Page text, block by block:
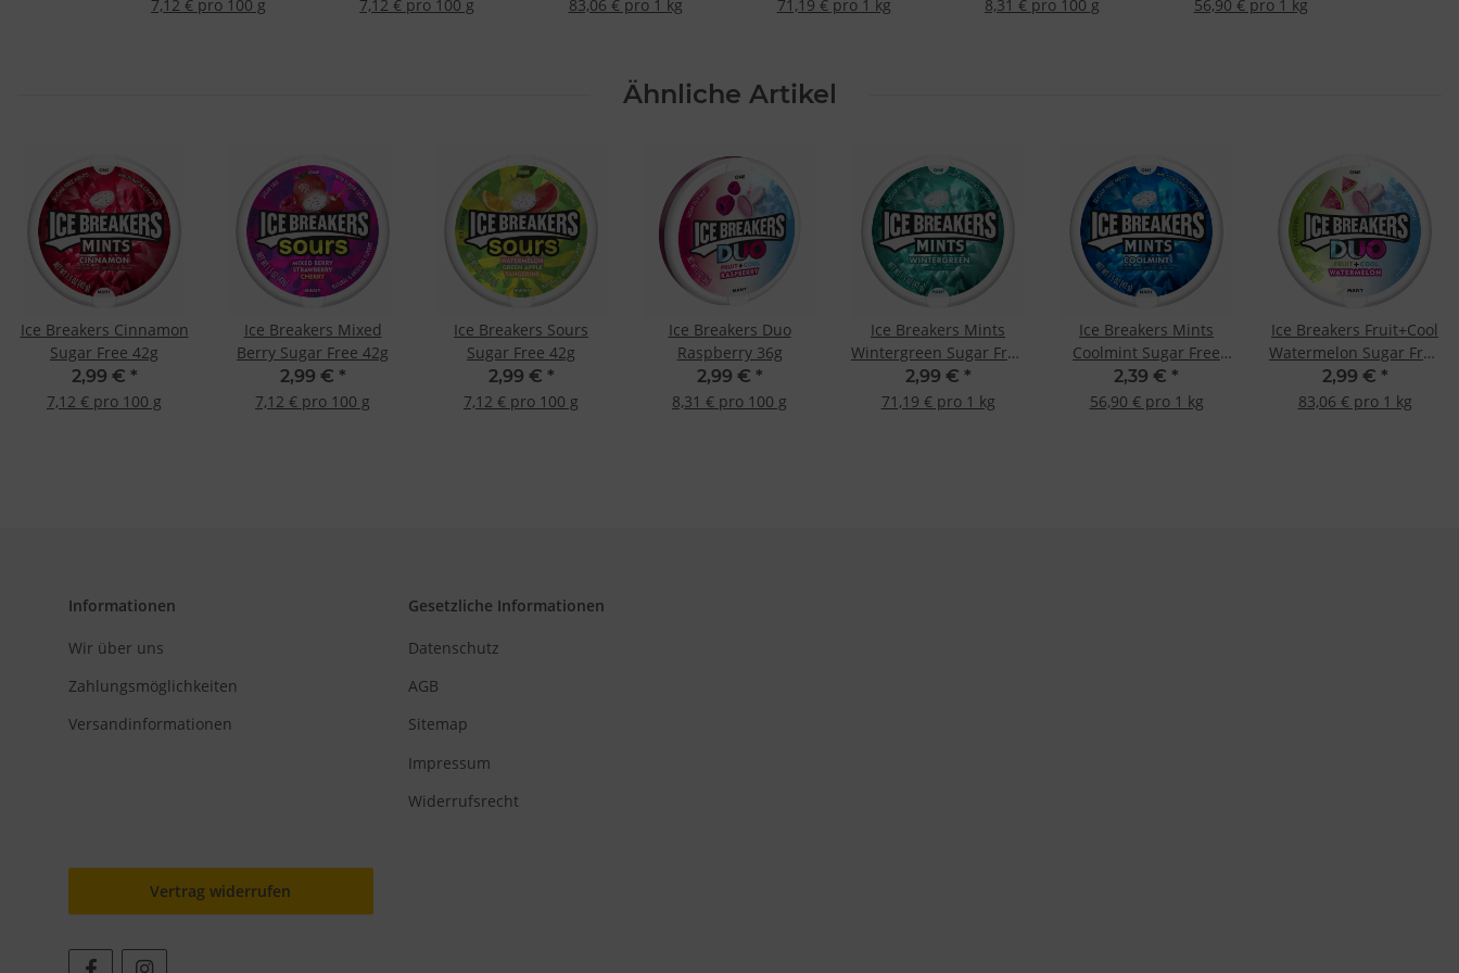
7,12 € pro 100 g
7,12 € pro 100 g
83,06 € pro 1 kg
71,19 € pro 1 kg
8,31 € pro 100 g
56,90 € pro 1 kg
Ähnliche Artikel
Ice Breakers Cinnamon
Sugar Free 42g
2,99 € *
7,12 € pro 100 g
Ice Breakers Mixed
Berry Sugar Free 42g
2,99 € *
7,12 € pro 100 g
Ice Breakers Sours
Sugar Free 42g
2,99 € *
7,12 € pro 100 g
Ice Breakers Duo
Raspberry 36g
2,99 € *
8,31 € pro 100 g
Ice Breakers Mints
Wintergreen Sugar Free
42g
2,99 € *
71,19 € pro 1 kg
Ice Breakers Mints
Coolmint Sugar Free
42g -MHD 30.06.2025-
2,39 € *
56,90 € pro 1 kg
Ice Breakers Fruit+Cool
Watermelon Sugar Free
36g
2,99 € *
83,06 € pro 1 kg
Informationen
Wir über uns
Zahlungsmöglichkeiten
Versandinformationen
Gesetzliche Informationen
Datenschutz
AGB
Sitemap
Impressum
Widerrufsrecht
Vertrag widerrufen